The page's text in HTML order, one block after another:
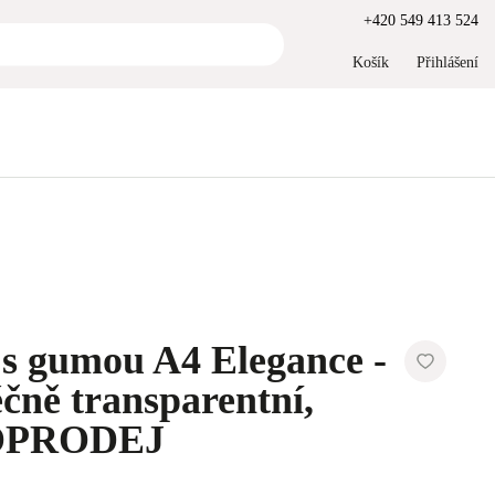
+420 549 413 524
Košík Přihlášení
gumou A4 Elegance -
transparentní,